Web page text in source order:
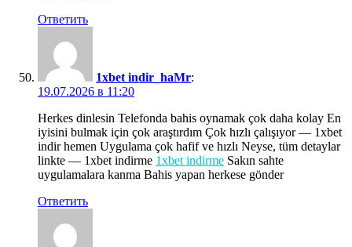
Ответить
1xbet indir_haMr:
19.07.2026 в 11:20
Herkes dinlesin Telefonda bahis oynamak çok daha kolay En
iyisini bulmak için çok araştırdım Çok hızlı çalışıyor — 1xbet
indir hemen Uygulama çok hafif ve hızlı Neyse, tüm detaylar
linkte — 1xbet indirme 1xbet indirme Sakın sahte
uygulamalara kanma Bahis yapan herkese gönder
Ответить